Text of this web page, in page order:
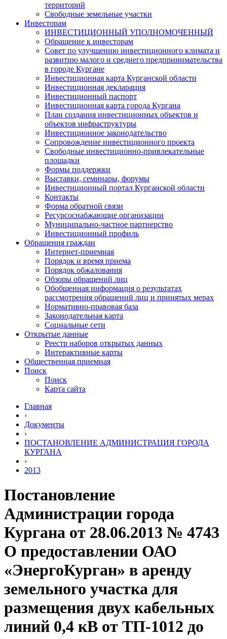
территорий
Свободные земельные участки
Инвесторам
ИНВЕСТИЦИОННЫЙ УПОЛНОМОЧЕННЫЙ
Обращение к инвесторам
Совет по улучшению инвестиционного климата и
развитию малого и среднего предпринимательства
в городе Кургане
Инвестиционная карта Курганской области
Инвестиционная декларация
Инвестиционный паспорт
Инвестиционная карта города Кургана
План создания инвестиционных объектов и
объектов инфраструктуры
Инвестиционное законодательство
Сопровождение инвестиционного проекта
Свободные инвестиционно-привлекательные
площадки
Формы поддержки
Выставки, семинары, форумы
Инвестиционный портал Курганской области
Контакты
Форма обратной связи
Ресурсоснабжающие организации
Муниципально-частное партнерство
Инвестиционный профиль
Обращения граждан
Интернет-приемная
Порядок и время приема
Порядок обжалования
Обзоры обращений лиц
Обобщенная информация о результатах
рассмотрения обращений лиц и принятых мерах
Нормативно-правовая база
Законодательная карта
Социальные сети
Открытые данные
Реестр наборов открытых данных
Интерактивные карты
Общественная приемная
Поиск
Поиск
Карта сайта
Главная
›
Документы
›
ПОСТАНОВЛЕНИЕ АДМИНИСТРАЦИЯ ГОРОДА
КУРГАНА
›
2013
Постановление
Администрации города
Кургана от 28.06.2013 № 4743
О предоставлении ОАО
«ЭнергоКурган» в аренду
земельного участка для
размещения двух кабельных
линий 0,4 кВ от ТП-1012 до